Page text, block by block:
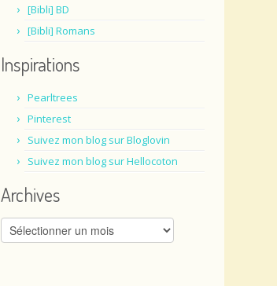
[Bibli] BD
[Bibli] Romans
Inspirations
Pearltrees
Pinterest
Suivez mon blog sur Bloglovin
Suivez mon blog sur Hellocoton
Archives
Archives